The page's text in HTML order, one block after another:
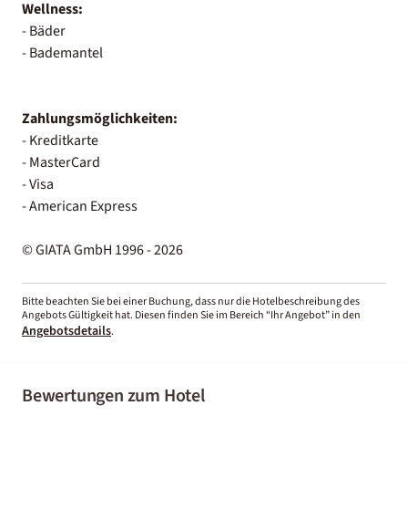
Wellness:
- Bäder
- Bademantel
Zahlungsmöglichkeiten:
- Kreditkarte
- MasterCard
- Visa
- American Express
© GIATA GmbH 1996 - 2026
Bitte beachten Sie bei einer Buchung, dass nur die Hotelbeschreibung des
Angebots Gültigkeit hat. Diesen finden Sie im Bereich “Ihr Angebot” in den
Angebotsdetails.
Bewertungen zum Hotel